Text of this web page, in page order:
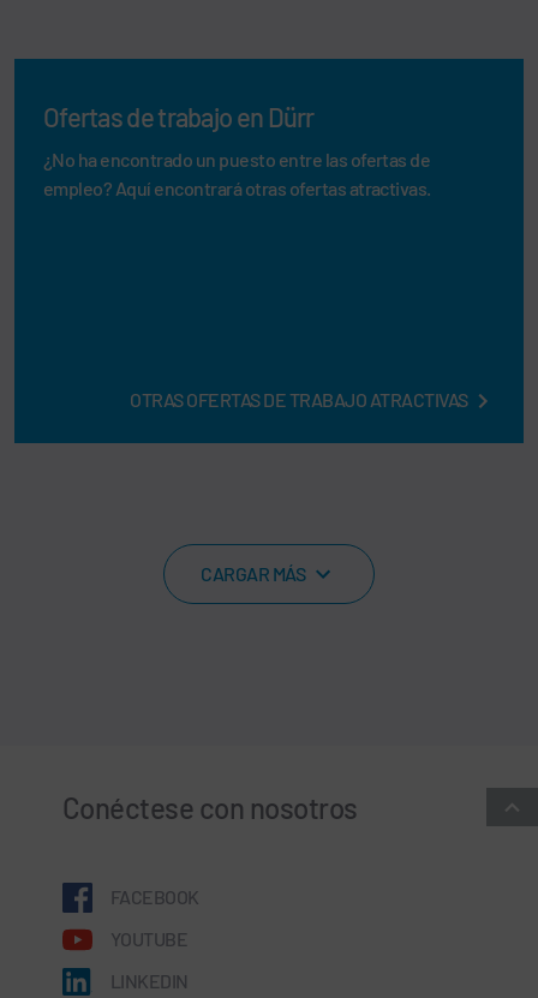
Ofertas de trabajo en Dürr
¿No ha encontrado un puesto entre las ofertas de
empleo? Aquí encontrará otras ofertas atractivas.
OTRAS OFERTAS DE TRABAJO ATRACTIVAS
CARGAR MÁS
Conéctese con nosotros
FACEBOOK
YOUTUBE
LINKEDIN